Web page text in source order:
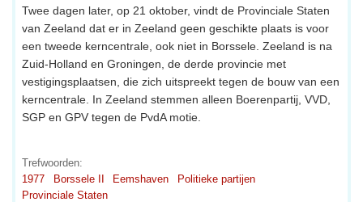
Twee dagen later, op 21 oktober, vindt de Provinciale Staten
van Zeeland dat er in Zeeland geen geschikte plaats is voor
een tweede kerncentrale, ook niet in Borssele. Zeeland is na
Zuid-Holland en Groningen, de derde provincie met
vestigingsplaatsen, die zich uitspreekt tegen de bouw van een
kerncentrale. In Zeeland stemmen alleen Boerenpartij, VVD,
SGP en GPV tegen de PvdA motie.
Trefwoorden:
1977
Borssele II Eemshaven
Politieke partijen
Provinciale Staten